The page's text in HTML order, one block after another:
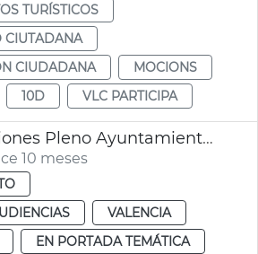
TURÍSTICOS
CIUTADANA
CIUDADANA
MOCIONS
10D VLC PARTICIPA
Debate mociones Pleno Ayuntamiento València
10 meses
VALENCIA
EN PORTADA TEMÁTICA